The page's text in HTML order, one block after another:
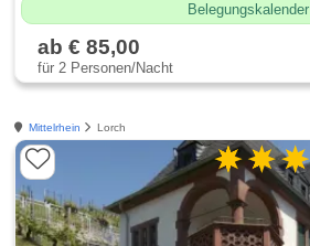
Belegungskalender
ab € 85,00
für 2 Personen/Nacht
Mittelrhein Lorch